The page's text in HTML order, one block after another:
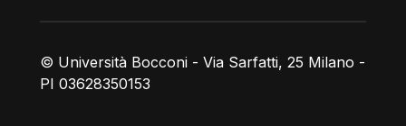
© Università Bocconi - Via Sarfatti, 25 Milano -
PI 03628350153